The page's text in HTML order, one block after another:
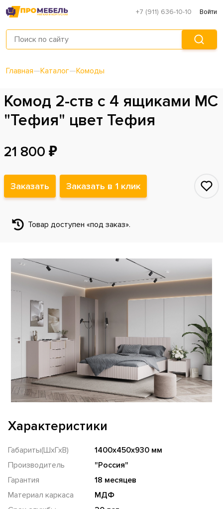
+7 (911) 636-10-10 Войти
Главная—Каталог—Комоды
Комод 2-ств с 4 ящиками МС
"Тефия" цвет Тефия
21 800 ₽
Заказать Заказать в 1 клик
Товар доступен «под заказ».
Характеристики
Габариты(ШхГхВ)
1400х450х930 мм
Производитель
"Россия"
Гарантия
18 месяцев
Материал каркаса
МДФ